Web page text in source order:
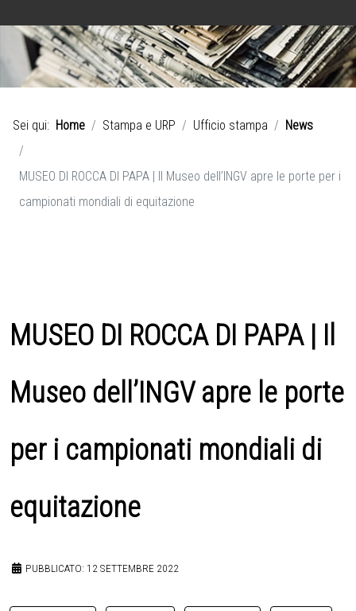
Sei qui: Home Stampa e URP Ufficio stampa News
MUSEO DI ROCCA DI PAPA | Il Museo dell’INGV apre le porte per i
campionati mondiali di equitazione
MUSEO DI ROCCA DI PAPA | Il
Museo dell’INGV apre le porte
per i campionati mondiali di
equitazione
PUBBLICATO: 12 SETTEMBRE 2022